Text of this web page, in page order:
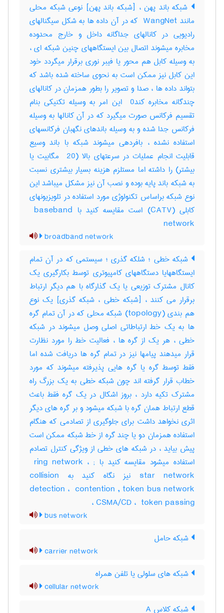
شبکه باند پهن ، [شبکه باند پهن] نوعی شبکه محلی
مانند ‎ WangNet که در آن داده ها به شکل سیگنالهای
رادیویی در کانالهای جداگانه داخل و خارج محدوده
مخابره میشوند اتصال بین ایستگاههای چنین شبکه ای ،
به وسیله کابل هم محور یا فیبر نوری برقرار میگردد خود
این کابل نیز ممکن است به نحوی ساخته شده باشد که
بتواند داده ها ، صدا و تصویر را بطور همزمان در کانالهای
چندگانه مخابره کند‎ 0 این امر به وسیله تکنیکی بنام
تقسیم فرکانس صورت میگیرد که در آن کانالها به وسیله
فرکانس جدا شده و به وسیله باندهای نگهبان فرکانسهای
استفاده نشده ، بافردهی میشوند شبکه با باند وسیع
قابلیت انجام عملیات در سرعتهای بالا (‎ 20 مگابیت یا
بیشتر) را داشته اما مستلزم هزینه بسیار بیشتری نسبت
به شبکه باند پایه بوده و نصب آن نیز مشکل میباشد این
نوع شبکه براساس تکنولوژی مورد استفاده در تلویزیونهای
کابلی (‎CATV) است مقایسه کنید با ‎ baseband
network
broadband network
شبکه خطی ؛ شلکه گذری ؛ سیستمی که در آن تمام
ایستگاههایا دستگاههای کامپیوتری توسط بکارگیری یک
کانال مشترک توزیعی یا یک گذارگاه با هم دیگر ارتباط
برقرار می کنند ، [شبکه خطی ، شبکه گذری] یک نوع
هم بندی (‎topology) شبکه محلی که در آن تمام گره
ها به یک خط ارتباطاتی اصلی وصل میشوند در شبکه
خطی ، هر یک از گره ها ، فعالیت خط را مورد نظارت
قرار میدهند پیامها نیز در تمام گره ها دریافت شده اما
فقط توسط گره یا گره هایی پذیرفته میشوند که مورد
خطاب قرار گرفته اند چون شبکه خطی به یک بزرگ راه
مشترک تکیه دارد ، بروز اشکال در یک گره فقط باعث
قطع ارتباط همان گره با شبکه میشود و بر گره های دیگر
اثری نخواهد داشت برای جلوگیری از تصادمی که هنگام
استفاده همزمان دو یا چند گره از خط شبکه ممکن است
پیش بیاید ، در شبکه های خطی از ویژگی کنترل تصادم
استفاده میشود مقایسه کنید با ‎ ring network ، ‎;
star network نیز نگاه کنید به ‎collision
detection ، ‎ contention , token bus network
، ‎CSMA/CD ، ‎ token passing
bus network
شبکه حامل
carrier network
شبکه های سلولی یا تلفن همراه
cellular network
شبکه کلاس A